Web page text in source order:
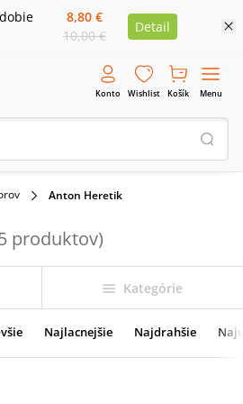
8,80 €
10,00 €
Detail
Konto Wishlist Košík Menu
Anton Heretik
produktov)
Kategórie
Najlacnejšie Najdrahšie